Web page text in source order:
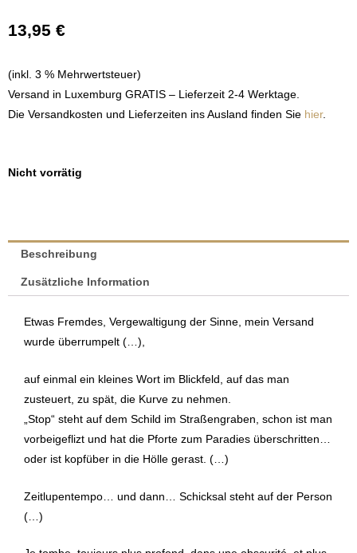
13,95 €
(inkl. 3 % Mehrwertsteuer)
Versand in Luxemburg GRATIS – Lieferzeit 2-4 Werktage.
Die Versandkosten und Lieferzeiten ins Ausland finden Sie hier.
Nicht vorrätig
Beschreibung
Zusätzliche Information
Etwas Fremdes, Vergewaltigung der Sinne, mein Versand
wurde überrumpelt (…),
auf einmal ein kleines Wort im Blickfeld, auf das man
zusteuert, zu spät, die Kurve zu nehmen.
„Stop“ steht auf dem Schild im Straßengraben, schon ist man
vorbeigeflizt und hat die Pforte zum Paradies überschritten…
oder ist kopfüber in die Hölle gerast. (…)
Zeitlupentempo… und dann… Schicksal steht auf der Person
(…)